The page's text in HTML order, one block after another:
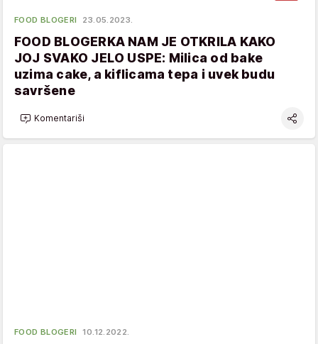
FOOD BLOGERI 23.05.2023.
FOOD BLOGERKA NAM JE OTKRILA KAKO
JOJ SVAKO JELO USPE: Milica od bake
uzima cake, a kiflicama tepa i uvek budu
savršene
Komentariši
FOOD BLOGERI 10.12.2022.